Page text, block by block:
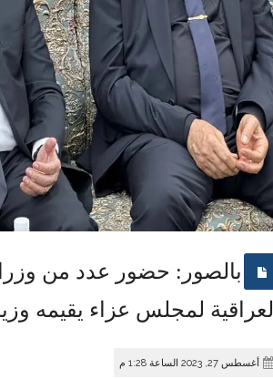
بالصور: حضور عدد من
العراقية لمجلس عزاء يقيمه
أغسطس 27, 2023 الساعة 1:28 م